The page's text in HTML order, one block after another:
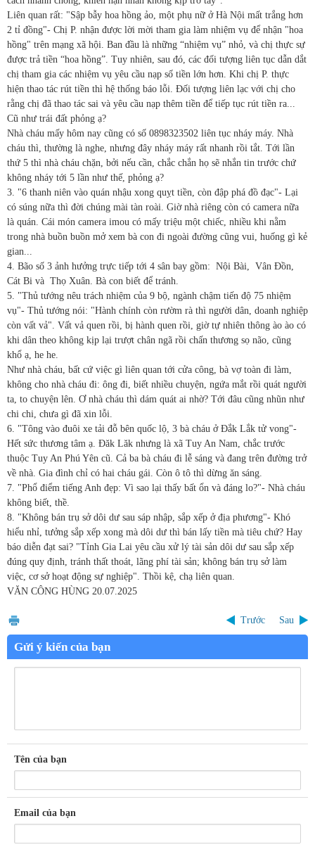
Liên quan rất: "Sập bẫy hoa hồng ảo, một phụ nữ ở Hà Nội mất trắng hơn
2 tỉ đồng"- Chị P. nhận được lời mời tham gia làm nhiệm vụ để nhận "hoa
hồng" trên mạng xã hội. Ban đầu là những “nhiệm vụ” nhỏ, và chị thực sự
được trả tiền “hoa hồng”. Tuy nhiên, sau đó, các đối tượng liên tục dẫn dắt
chị tham gia các nhiệm vụ yêu cầu nạp số tiền lớn hơn. Khi chị P. thực
hiện thao tác rút tiền thì hệ thống báo lỗi. Đối tượng liên lạc với chị cho
rằng chị đã thao tác sai và yêu cầu nạp thêm tiền để tiếp tục rút tiền ra...
Cũ như trái đất phỏng ạ?
Nhà cháu mấy hôm nay cũng có số 0898323502 liên tục nháy máy. Nhà
cháu thì, thường là nghe, nhưng đây nháy máy rất nhanh rồi tắt. Tới lần
thứ 5 thì nhà cháu chặn, bởi nếu cần, chắc chắn họ sẽ nhắn tin trước chứ
không nháy tới 5 lần như thế, phỏng ạ?
3. "6 thanh niên vào quán nhậu xong quỵt tiền, còn đập phá đồ đạc"- Lại
có súng nữa thì đời chúng mài tàn roài. Giờ nhà riêng còn có camera nữa
là quán. Cái món camera imou có mấy triệu một chiếc, nhiều khi nằm
trong nhà buồn buồn mở xem bà con đi ngoài đường cũng vui, huống gì kẻ
gian...
4. Bão số 3 ảnh hưởng trực tiếp tới 4 sân bay gồm: Nội Bài,
Vân Đồn,
Cát Bi và Thọ Xuân. Bà con biết để tránh.
5. "Thủ tướng nêu trách nhiệm của 9 bộ, ngành chậm tiến độ 75 nhiệm
vụ"- Thủ tướng nói: "Hành chính còn rườm rà thì người dân, doanh nghiệp
còn vất vả". Vất vả quen rồi, bị hành quen rồi, giờ tự nhiên thông ào ào có
khi dân theo không kịp lại trượt chân ngã rồi chấn thương sọ não, cũng
khổ ạ, he he.
Như nhà cháu, bất cứ việc gì liên quan tới cửa công, bà vợ toàn đi làm,
không cho nhà cháu đi: ông đi, biết nhiều chuyện, ngứa mắt rồi quát người
ta, to chuyện lên. Ơ nhà cháu thì dám quát ai nhờ? Tới đâu cũng nhũn như
chi chi, chưa gì đã xin lỗi.
6. "Tông vào đuôi xe tải đỗ bên quốc lộ, 3 bà cháu ở Đắk Lắk tử vong"-
Hết sức thương tâm ạ. Đăk Lăk nhưng là xã Tuy An Nam, chắc trước
thuộc Tuy An Phú Yên cũ. Cả ba bà cháu đi lễ sáng và đang trên đường trở
về nhà. Gia đình chỉ có hai cháu gái. Còn ô tô thì dừng ăn sáng.
7. "Phổ điểm tiếng Anh đẹp: Vì sao lại thấy bất ổn và đáng lo?"- Nhà cháu
không biết, thề.
8. "Không bán trụ sở dôi dư sau sáp nhập, sắp xếp ở địa phương"- Khó
hiểu nhỉ, tưởng sắp xếp xong mà dôi dư thì bán lấy tiền mà tiêu chứ? Hay
báo diễn đạt sai? "Tỉnh Gia Lai yêu cầu xử lý tài sản dôi dư sau sắp xếp
đúng quy định, tránh thất thoát, lãng phí tài sản; không bán trụ sở làm
việc, cơ sở hoạt động sự nghiệp". Thồi kệ, chạ liên quan.
VĂN CÔNG HÙNG 20.07.2025
Trước Sau
Gửi ý kiến của bạn
Tên của bạn
Email của bạn